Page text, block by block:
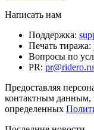
Написать нам
Поддержка:
Печать тиража:
Вопросы по
PR: pr@ridero.ru
Предоставляя
контактным данным,
определенных